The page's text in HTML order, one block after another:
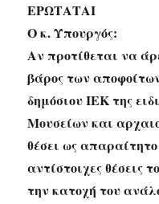
ΕΡΩΤΑΤΑΙ
Ο κ. Υπουργός:
Αν προτίθεται να
βάρος των
δημόσιου ΙΕΚ της
Μουσείων και
θέσει ως
αντίστοιχες θέσεις
την κατοχή του